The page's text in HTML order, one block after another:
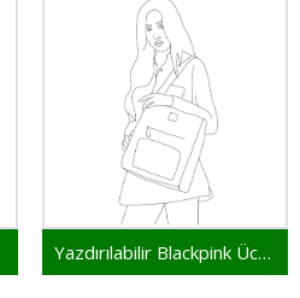
Yazdırılabilir Blackpink Ücretsiz